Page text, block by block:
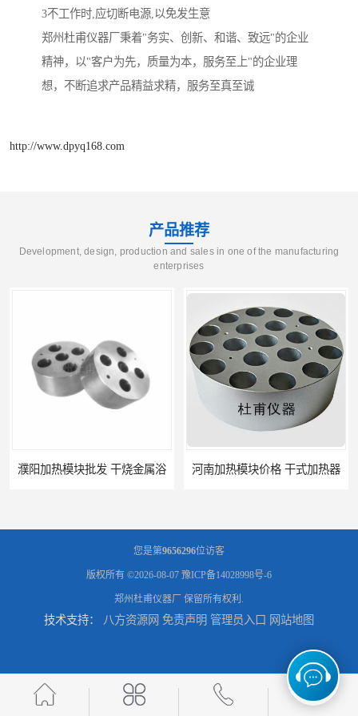
3不工作时,应切断电源,以免发生意
郑州杜甫仪器厂秉着"务实、创新、和谐、致远"的企业
精神，以"客户为先，质量为本，服务至上"的企业理
想，不断追求产品精益求精，服务至真至诚
http://www.dpyq168.com
产品推荐
Development, design, production and sales in one of the manufacturing
enterprises
濮阳加热模块批发 干烧金属浴 河南加热模块价格 干式加热器
加热模块 干式加热器 杜甫仪器 济源加热模块特点 恒温加热器 可定制
您是第9656296位访客
版权所有 ©2026-08-07 豫ICP备14028998号-6
郑州杜甫仪器厂 保留所有权利.
技术支持： 八方资源网 免责声明 管理员入口 网站地图